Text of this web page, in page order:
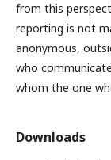
from this
reporting is not
anonymous,
who
whom the one
Downloads